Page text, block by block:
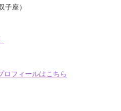
座）
ロフィールはこちら